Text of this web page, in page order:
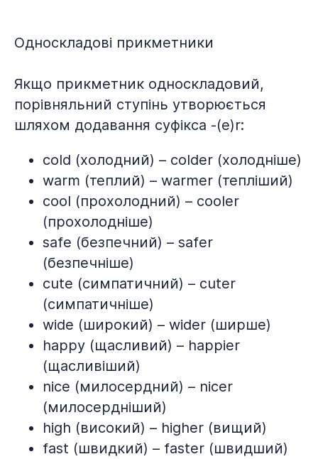
Односкладові прикметники
Якщо прикметник односкладовий,
порівняльний ступінь утворюється
шляхом додавання суфікса -(e)r:
cold (холодний) – colder (холодніше)
warm (теплий) – warmer (тепліший)
cool (прохолодний) – cooler
(прохолодніше)
safe (безпечний) – safer
(безпечніше)
cute (симпатичний) – cuter
(симпатичніше)
wide (широкий) – wider (ширше)
happy (щасливий) – happier
(щасливіший)
nice (милосердний) – nicer
(милосердніший)
high (високий) – higher (вищий)
fast (швидкий) – faster (швидший)